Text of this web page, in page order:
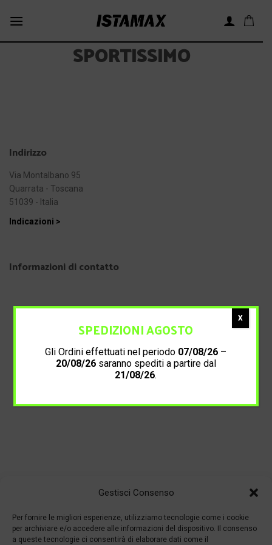
Gestisci Consenso
Per fornire le migliori esperienze, utilizziamo tecnologie come i cookie
per archiviare e/o accedere alle informazioni del dispositivo. Il consenso
a queste tecnologie ci consentirà di elaborare dati come il
SPORTISSIMO
Indirizzo
Via Montalbano 95
Quarrata - Toscana
51039 - Italia
Indicazioni >
Informazioni di contatto
SPEDIZIONI AGOSTO
Gli Ordini effettuati nel periodo 07/08/26 –
20/08/26saranno spediti a partire dal
21/08/26.
X